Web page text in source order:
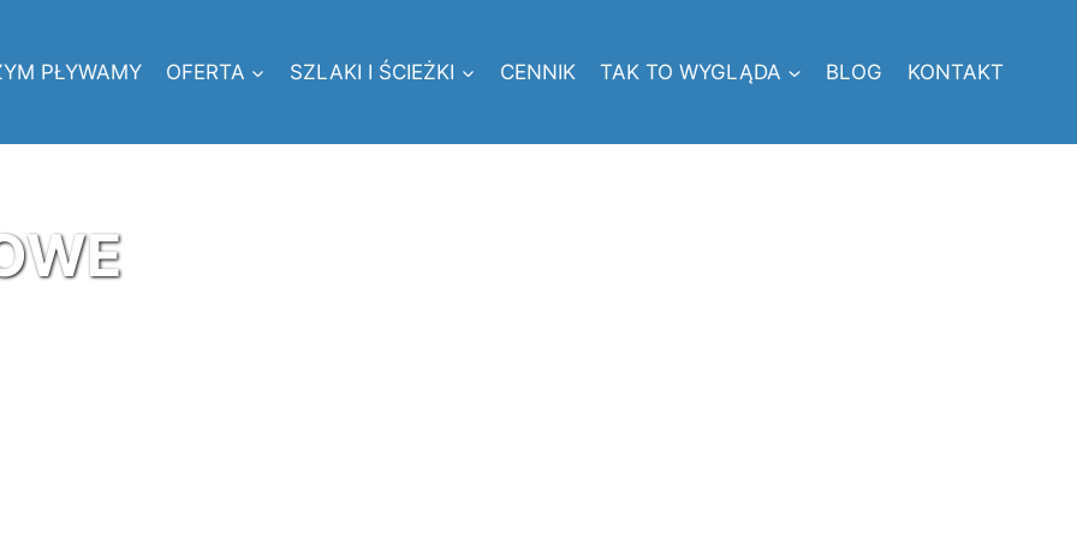
PŁYWAMY OFERTA SZLAKI I ŚCIEŻKI CENNIK TAK TO WYGLĄDA BLOG KONTAKT